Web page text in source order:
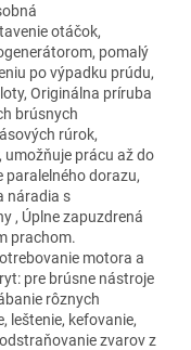
otáčok,
pomalý
po výpadku prúdu,
Originálna príruba
brúsnych
rúrok,
prácu až do
paralelného dorazu,
náradia s
, Úplne zapuzdrená
prachom.
motora a
pre brúsne nástroje
rôznych
leštenie, kefovanie,
zvarov z